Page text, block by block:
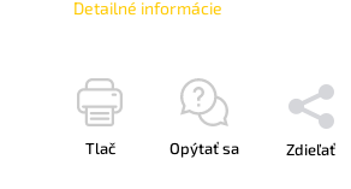
Detailné informácie
Tlač Opýtať sa Zdieľať